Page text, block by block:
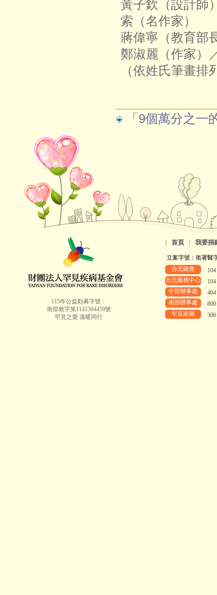
黃子欽（設計師
索（名作家）
蔣偉寧（教育部
鄭淑麗（作家）
（依姓氏筆畫排
「9個萬分之一
115年公益勸募字號：
衛部救字第1141364459號
罕見之愛 溫暖同行
首頁 我要捐
立案字號：衛署醫
台北總會
台北服務中心
中部辦事處
南部辦事處
罕見家園